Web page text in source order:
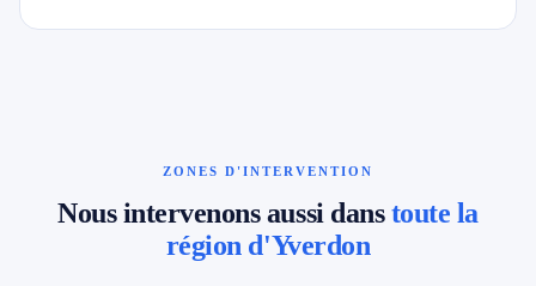
ZONES D'INTERVENTION
Nous intervenons aussi danstoute la
région d'Yverdon